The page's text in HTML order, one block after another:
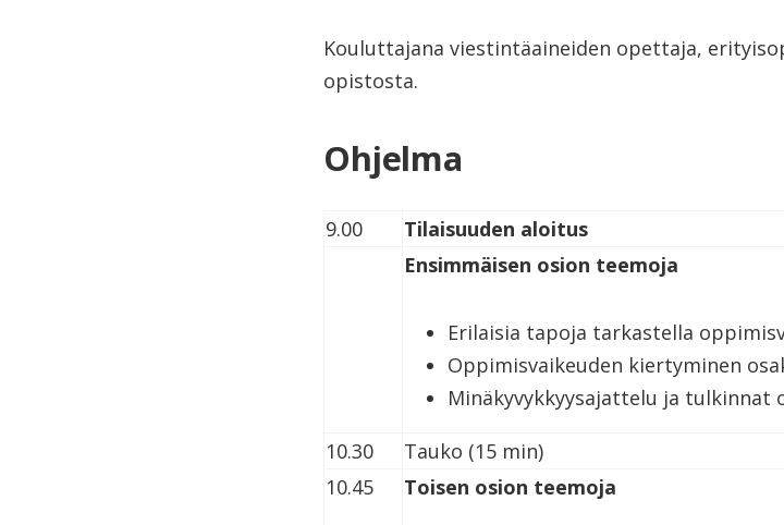
Kouluttajana viestintäaineiden opettaja,
opistosta.
Ohjelma
9.00
Tilaisuuden aloitus
Ensimmäisen osion teemoja
Erilaisia tapoja tarkastella
Oppimisvaikeuden kiertyminen
Minäkyvykkyysajattelu ja tulkinnat
10.30
Tauko (15 min)
10.45
Toisen osion teemoja